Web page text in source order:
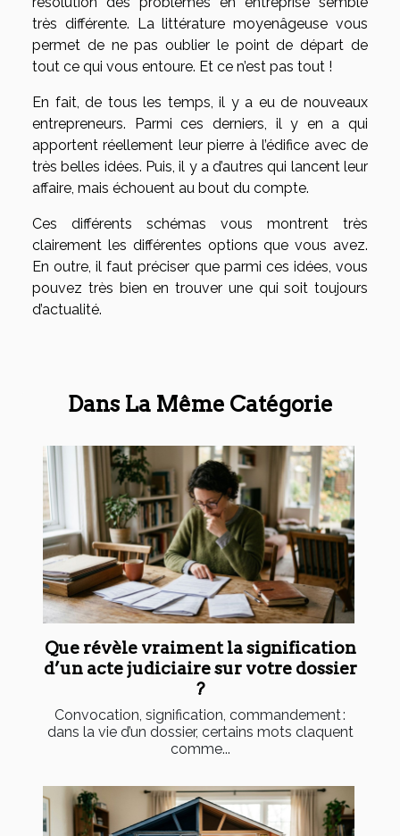
très différente. La littérature moyenâgeuse vous
permet de ne pas oublier le point de départ de
tout ce qui vous entoure. Et ce n’est pas tout !
En fait, de tous les temps, il y a eu de nouveaux
entrepreneurs. Parmi ces derniers, il y en a qui
apportent réellement leur pierre à l’édifice avec de
très belles idées. Puis, il y a d’autres qui lancent leur
affaire, mais échouent au bout du compte.
Ces différents schémas vous montrent très
clairement les différentes options que vous avez.
En outre, il faut préciser que parmi ces idées, vous
pouvez très bien en trouver une qui soit toujours
d’actualité.
Dans La Même Catégorie
Que révèle vraiment la signification
d’un acte judiciaire sur votre dossier
?
Convocation, signification, commandement :
dans la vie d’un dossier, certains mots claquent
comme...